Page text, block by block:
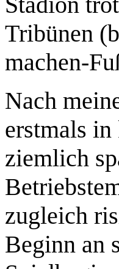
Tribünen
machen-
Nach
erstmals
ziemlich
zugleich
Beginn an